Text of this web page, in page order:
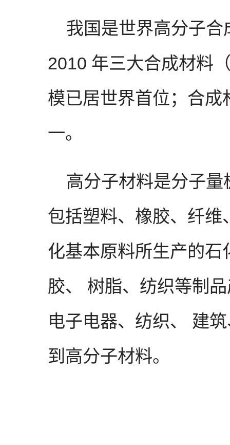
我国是世界高分子合
2010 年三大合成材料
模已居世界首位；合
一。
高分子材料是分子量
包括塑料、橡胶、纤
化基本原料所生产的
胶、 树脂、纺织等制
电子电器、纺织、 建
到高分子材料。